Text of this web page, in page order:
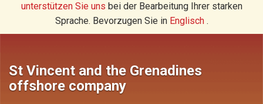
unterstützen Sie uns bei der Bearbeitung Ihrer starken
Sprache. Bevorzugen Sie in Englisch.
St Vincent and the Grenadines
offshore company